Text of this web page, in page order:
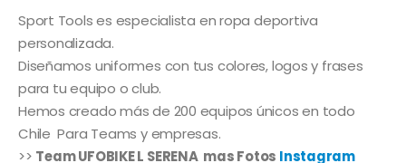
Sport Tools es especialista en ropa deportiva
personalizada.
Diseñamos uniformes con tus colores, logos y frases
para tu equipo o club.
Hemos creado más de 200 equipos únicos en todo
Chile Para Teams y empresas.
>> Team UFOBIKE L SERENA mas Fotos Instagram